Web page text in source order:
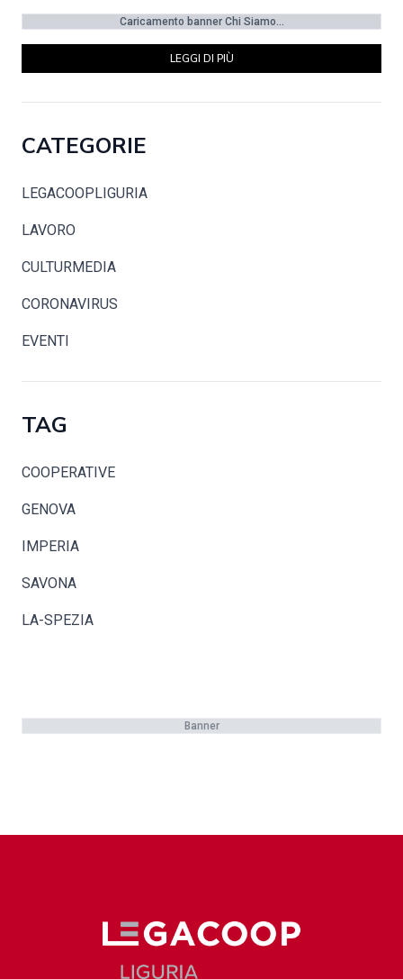
Caricamento banner Chi Siamo...
LEGGI DI PIÙ
CATEGORIE
LEGACOOPLIGURIA
LAVORO
CULTURMEDIA
CORONAVIRUS
EVENTI
TAG
COOPERATIVE
GENOVA
IMPERIA
SAVONA
LA-SPEZIA
Banner